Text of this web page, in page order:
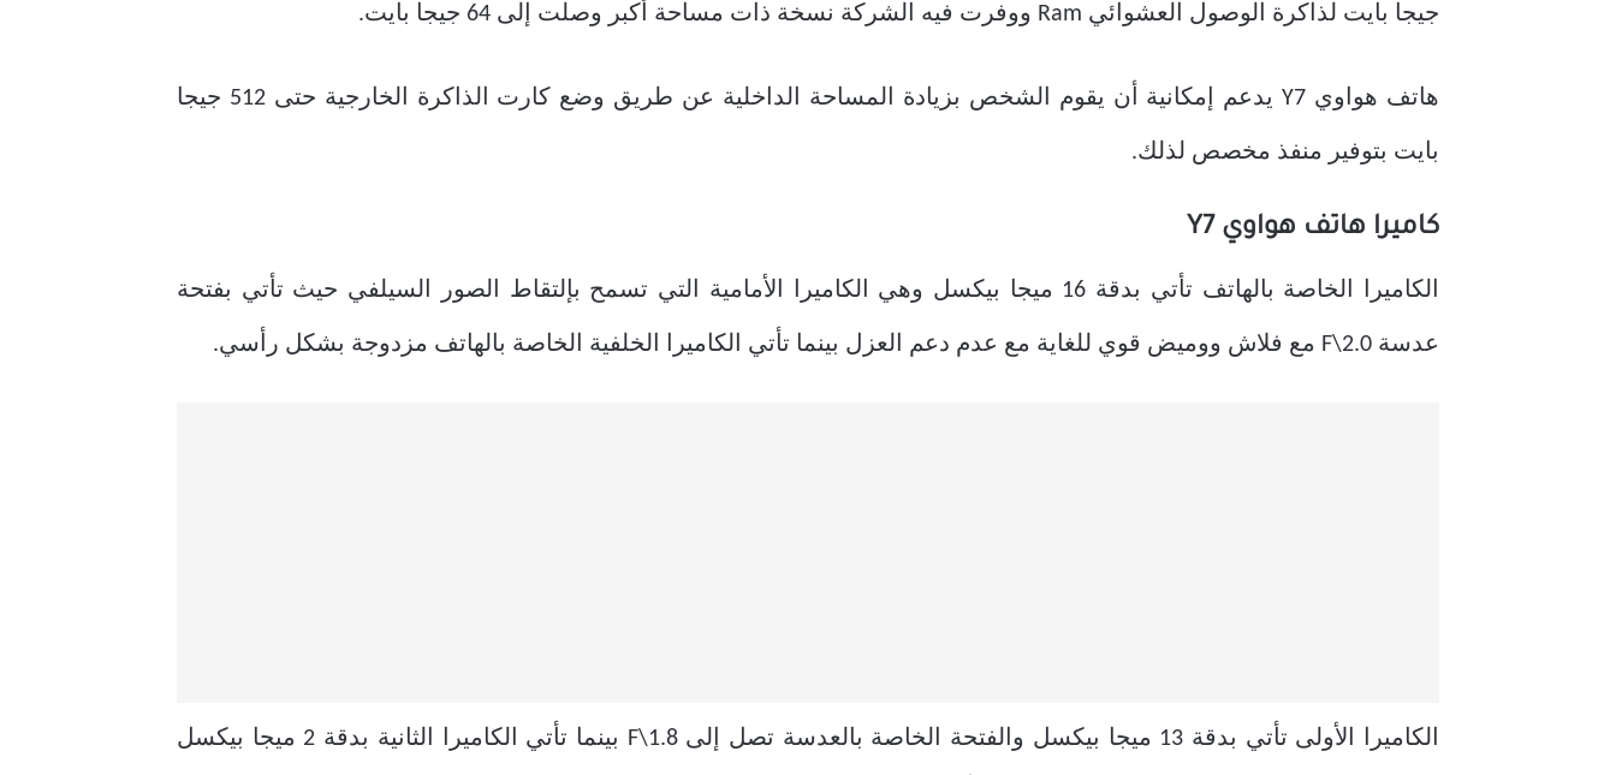
جيجا بايت لذاكرة الوصول العشوائي Ram ووفرت فيه الشركة نسخة ذات مساحة أكبر وصلت إلى 64 جيجا بايت.
هاتف هواوي Y7 يدعم إمكانية أن يقوم الشخص بزيادة المساحة الداخلية عن طريق وضع كارت الذاكرة الخارجية حتى 512 جيجا
بايت بتوفير منفذ مخصص لذلك.
كاميرا هاتف هواوي Y7
الكاميرا الخاصة بالهاتف تأتي بدقة 16 ميجا بيكسل وهي الكاميرا الأمامية التي تسمح بإلتقاط الصور السيلفي حيث تأتي بفتحة
عدسة F\2.0 مع فلاش ووميض قوي للغاية مع عدم دعم العزل بينما تأتي الكاميرا الخلفية الخاصة بالهاتف مزدوجة بشكل رأسي.
الكاميرا الأولى تأتي بدقة 13 ميجا بيكسل والفتحة الخاصة بالعدسة تصل إلى F\1.8 بينما تأتي الكاميرا الثانية بدقة 2 ميجا بيكسل